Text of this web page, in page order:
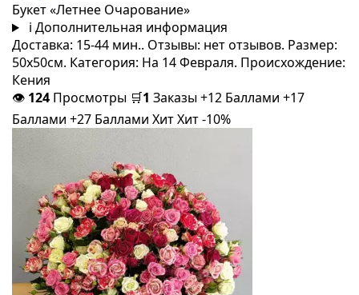
Букет «Летнее Очарование»
i Дополнительная информация
Доставка: 15-44 мин.. Отзывы: нет отзывов. Размер:
50x50см. Категория: На 14 Февраля. Происхождение:
Кения
👁 124 Просмотры 🛒1 Заказы+12 Баллами +17
Баллами +27 Баллами ХитХит-10%